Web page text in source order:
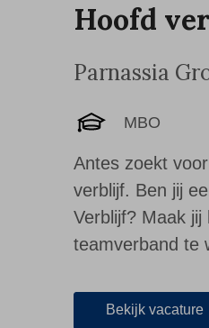
Hoofd
Parnassia
MBO
Antes zoekt
verblijf. Ben jij
Verblijf? Maak
teamverband te
Bekijk vacature